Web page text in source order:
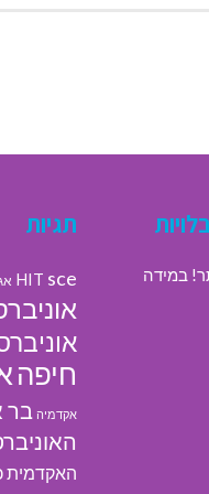
במידה
תגיות
HIT sce
חיפה
אקדמיה בר
האקדמית